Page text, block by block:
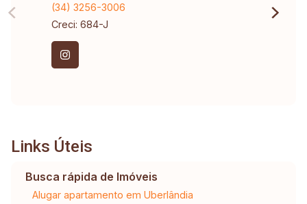
(34) 3256-3006
Creci: 684-J
Links Úteis
Busca rápida de Imóveis
Alugar apartamento em Uberlândia